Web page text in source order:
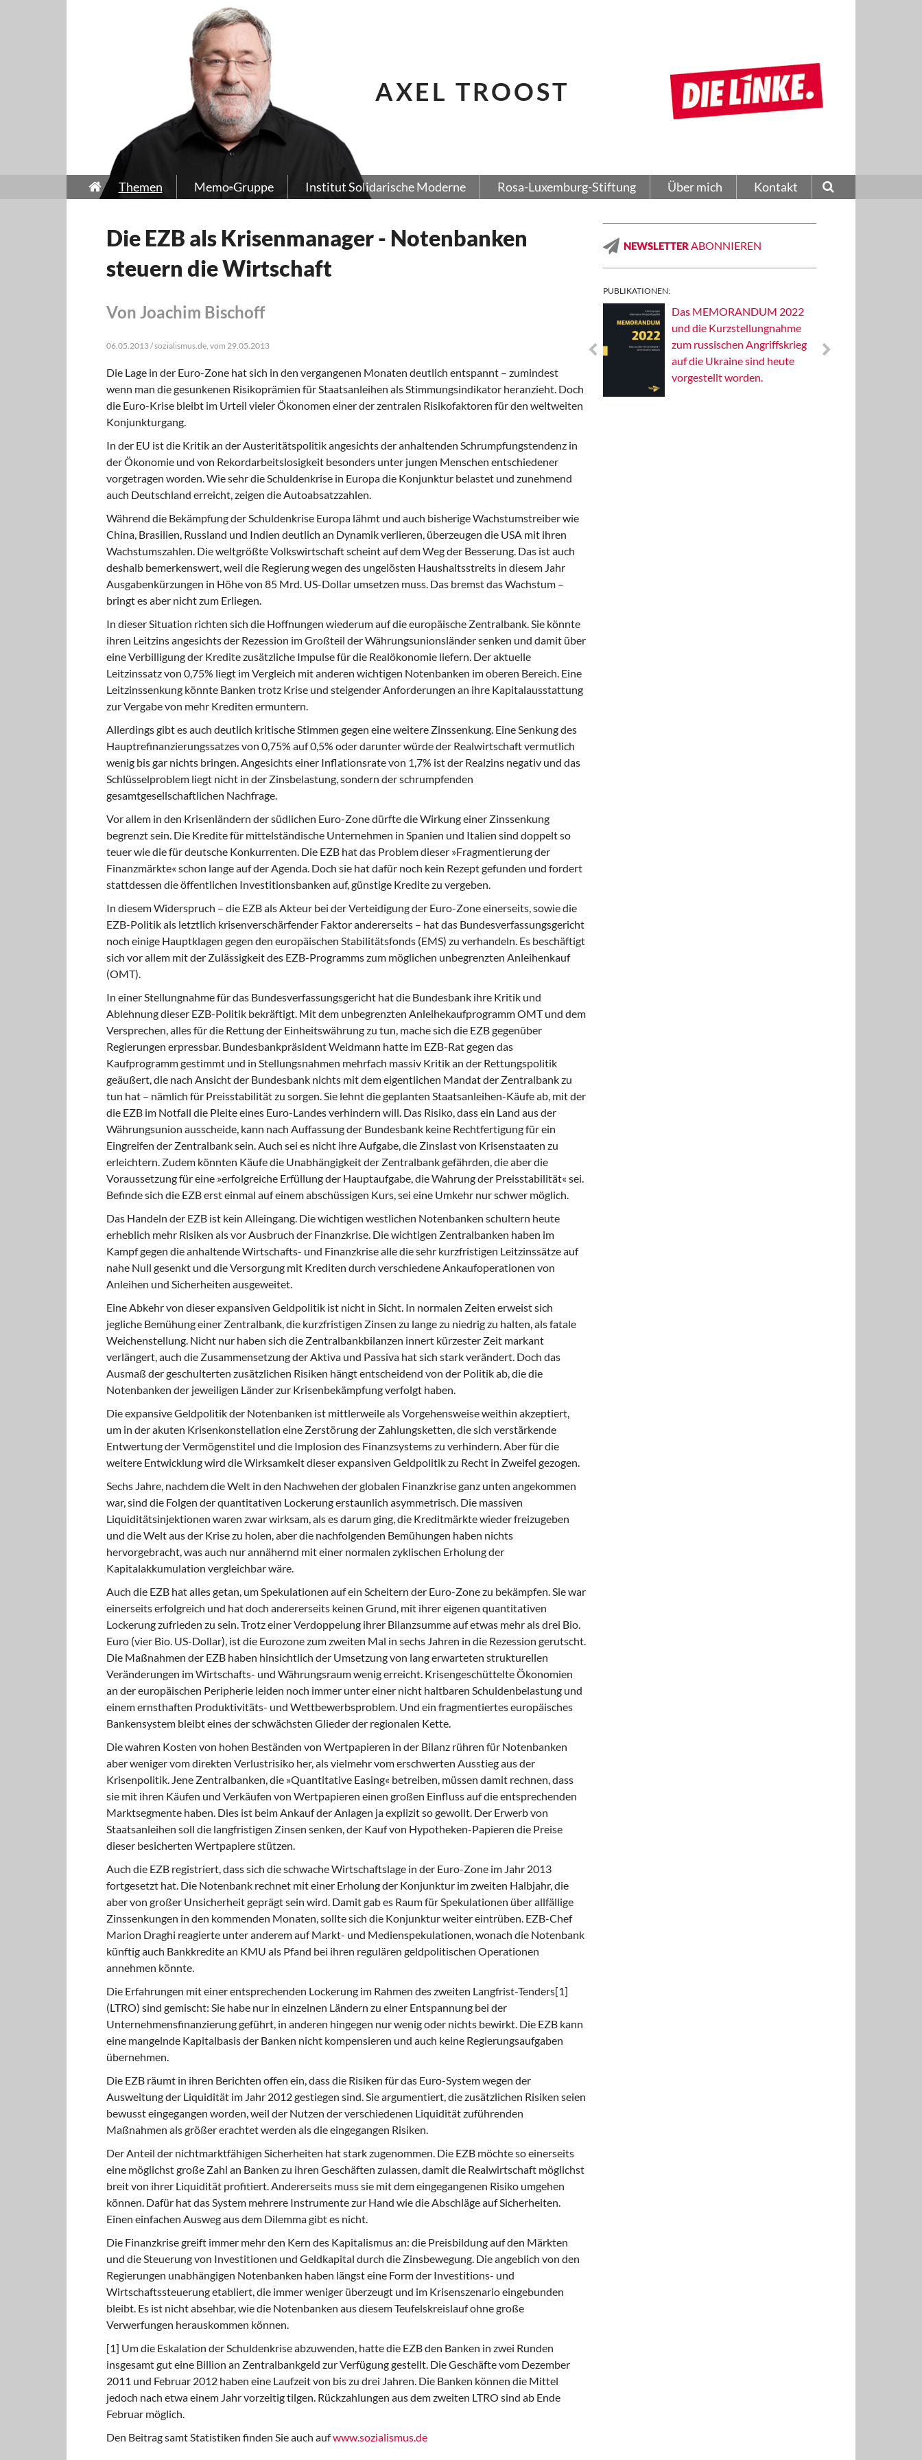
AXEL TROOST
Themen Memo-Gruppe Institut Solidarische Moderne Rosa-Luxemburg-Stiftung Über mich Kontakt
Die EZB als Krisenmanager - Notenbanken
steuern die Wirtschaft
Von Joachim Bischoff
06.05.2013 / sozialismus.de, vom 29.05.2013
Die Lage in der Euro-Zone hat sich in den vergangenen Monaten deutlich entspannt – zumindest
wenn man die gesunkenen Risikoprämien für Staatsanleihen als Stimmungsindikator heranzieht. Doch
die Euro-Krise bleibt im Urteil vieler Ökonomen einer der zentralen Risikofaktoren für den weltweiten
Konjunkturgang.
In der EU ist die Kritikan der Austeritätspolitik angesichts der anhaltenden Schrumpfungstendenz in
der Ökonomie und von Rekordarbeitslosigkeit besonders unter jungen Menschen entschiedener
vorgetragen worden. Wie sehr die Schuldenkrise in Europa die Konjunktur belastet und zunehmend
auch Deutschland erreicht, zeigen die Autoabsatzzahlen.
Während die Bekämpfung der SchuldenkriseEuropa lähmt und auch bisherige Wachstumstreiber wie
China, Brasilien, Russland und Indien deutlich an Dynamik verlieren, überzeugen die USA mit ihren
Wachstumszahlen. Die weltgrößte Volkswirtschaft scheint auf dem Weg der Besserung. Das ist auch
deshalb bemerkenswert, weil die Regierung wegen des ungelösten Haushaltsstreits in diesem Jahr
Ausgabenkürzungen in Höhe von 85 Mrd. US-Dollar umsetzen muss. Das bremst das Wachstum –
bringt es aber nicht zum Erliegen.
In dieser Situation richten sich die Hoffnungen wiederum auf die europäische Zentralbank. Sie könnte
ihren Leitzins angesichts der Rezession im Großteil der Währungsunionsländer senken und damit über
eine Verbilligung der Kredite zusätzliche Impulse für die Realökonomie liefern. Der aktuelle
Leitzinssatz von 0,75% liegt im Vergleich mit anderen wichtigen Notenbanken im oberen Bereich. Eine
Leitzinssenkung könnte Banken trotz Krise und steigender Anforderungen an ihre Kapitalausstattung
zur Vergabe von mehr Krediten ermuntern.
Allerdings gibt es auch deutlich kritische Stimmen gegen eine weitere Zinssenkung. Eine Senkung des
Hauptrefinanzierungssatzes von 0,75% auf 0,5% oder darunter würde der Realwirtschaft vermutlich
wenig bis gar nichts bringen. Angesichts einer Inflationsrate von 1,7% ist der Realzins negativ und das
Schlüsselproblem liegt nicht in der Zinsbelastung, sondern der schrumpfenden
gesamtgesellschaftlichen Nachfrage.
Vor allem in den Krisenländern der südlichen Euro-Zone dürfte die Wirkung einer Zinssenkung
begrenzt sein. Die Kredite für mittelständische Unternehmen in Spanien und Italien sind doppelt so
teuer wie die für deutsche Konkurrenten. Die EZB hat das Problem dieser »Fragmentierung der
Finanzmärkte« schon lange auf der Agenda. Doch sie hat dafür noch kein Rezept gefunden und fordert
stattdessen die öffentlichen Investitionsbanken auf, günstige Kredite zu vergeben.
In diesem Widerspruch – die EZB als Akteur bei der Verteidigung der Euro-Zone einerseits, sowie die
EZB-Politik als letztlich krisenverschärfender Faktor andererseits – hat das Bundesverfassungsgericht
noch einige Hauptklagen gegen den europäischen Stabilitätsfonds (EMS) zu verhandeln. Es beschäftigt
sich vor allem mit der Zulässigkeit des EZB-Programms zum möglichen unbegrenzten Anleihenkauf
(OMT).
In einer Stellungnahme für das Bundesverfassungsgerichthat die Bundesbank ihre Kritik und
Ablehnung dieser EZB-Politik bekräftigt. Mit dem unbegrenzten Anleihekaufprogramm OMT und dem
Versprechen, alles für die Rettung der Einheitswährung zu tun, mache sich die EZB gegenüber
Regierungen erpressbar. Bundesbankpräsident Weidmann hatte im EZB-Rat gegen das
Kaufprogramm gestimmt und in Stellungsnahmen mehrfach massiv Kritik an der Rettungspolitik
geäußert, die nach Ansicht der Bundesbank nichts mit dem eigentlichen Mandat der Zentralbank zu
tun hat – nämlich für Preisstabilität zu sorgen. Sie lehnt die geplanten Staatsanleihen-Käufe ab, mit der
die EZB im Notfall die Pleite eines Euro-Landes verhindern will. Das Risiko, dass ein Land aus der
Währungsunion ausscheide, kann nach Auffassung der Bundesbank keine Rechtfertigung für ein
Eingreifen der Zentralbank sein. Auch sei es nicht ihre Aufgabe, die Zinslast von Krisenstaaten zu
erleichtern. Zudem könnten Käufe die Unabhängigkeit der Zentralbank gefährden, die aber die
Voraussetzung für eine »erfolgreiche Erfüllung der Hauptaufgabe, die Wahrung der Preisstabilität« sei.
Befinde sich die EZB erst einmal auf einem abschüssigen Kurs, sei eine Umkehr nur schwer möglich.
Das Handeln der EZB ist kein Alleingang.Die wichtigen westlichen Notenbanken schultern heute
erheblich mehr Risiken als vor Ausbruch der Finanzkrise. Die wichtigen Zentralbanken haben im
Kampf gegen die anhaltende Wirtschafts- und Finanzkrise alle die sehr kurzfristigen Leitzinssätze auf
nahe Null gesenkt und die Versorgung mit Krediten durch verschiedene Ankaufoperationen von
Anleihen und Sicherheiten ausgeweitet.
Eine Abkehr von dieser expansiven Geldpolitik ist nicht in Sicht. In normalen Zeiten erweist sich
jegliche Bemühung einer Zentralbank, die kurzfristigen Zinsen zu lange zu niedrig zu halten, als fatale
Weichenstellung. Nicht nur haben sich die Zentralbankbilanzen innert kürzester Zeit markant
verlängert, auch die Zusammensetzung der Aktiva und Passiva hat sich stark verändert. Doch das
Ausmaß der geschulterten zusätzlichen Risiken hängt entscheidend von der Politik ab, die die
Notenbanken der jeweiligen Länder zur Krisenbekämpfung verfolgt haben.
Die expansive Geldpolitikder Notenbanken ist mittlerweile als Vorgehensweise weithin akzeptiert,
um in der akuten Krisenkonstellation eine Zerstörung der Zahlungsketten, die sich verstärkende
Entwertung der Vermögenstitel und die Implosion des Finanzsystems zu verhindern. Aber für die
weitere Entwicklung wird die Wirksamkeit dieser expansiven Geldpolitik zu Recht in Zweifel gezogen.
Sechs Jahre, nachdem die Welt in den Nachwehen der globalen Finanzkrise ganz unten angekommen
war, sind die Folgen der quantitativen Lockerung erstaunlich asymmetrisch. Die massiven
Liquiditätsinjektionen waren zwar wirksam, als es darum ging, die Kreditmärkte wieder freizugeben
und die Welt aus der Krise zu holen, aber die nachfolgenden Bemühungen haben nichts
hervorgebracht, was auch nur annähernd mit einer normalen zyklischen Erholung der
Kapitalakkumulation vergleichbar wäre.
Auch die EZB hat alles getan,um Spekulationen auf ein Scheitern der Euro-Zone zu bekämpfen. Sie war
einerseits erfolgreich und hat doch andererseits keinen Grund, mit ihrer eigenen quantitativen
Lockerung zufrieden zu sein. Trotz einer Verdoppelung ihrer Bilanzsumme auf etwas mehr als drei Bio.
Euro (vier Bio. US-Dollar), ist die Eurozone zum zweiten Mal in sechs Jahren in die Rezession gerutscht.
Die Maßnahmen der EZB haben hinsichtlich der Umsetzung von lang erwarteten strukturellen
Veränderungen im Wirtschafts- und Währungsraum wenig erreicht. Krisengeschüttelte Ökonomien
an der europäischen Peripherie leiden noch immer unter einer nicht haltbaren Schuldenbelastung und
einem ernsthaften Produktivitäts- und Wettbewerbsproblem. Und ein fragmentiertes europäisches
Bankensystem bleibt eines der schwächsten Glieder der regionalen Kette.
Die wahren Kosten von hohen Beständen von Wertpapieren in der Bilanz rühren für Notenbanken
aber weniger vom direkten Verlustrisiko her, als vielmehr vom erschwerten Ausstieg aus der
Krisenpolitik. Jene Zentralbanken, die »Quantitative Easing« betreiben, müssen damit rechnen, dass
sie mit ihren Käufen und Verkäufen von Wertpapieren einen großen Einfluss auf die entsprechenden
Marktsegmente haben. Dies ist beim Ankauf der Anlagen ja explizit so gewollt. Der Erwerb von
Staatsanleihen soll die langfristigen Zinsen senken, der Kauf von Hypotheken-Papieren die Preise
dieser besicherten Wertpapiere stützen.
Auch die EZB registriert,dass sich die schwache Wirtschaftslage in der Euro-Zone im Jahr 2013
fortgesetzt hat. Die Notenbank rechnet mit einer Erholung der Konjunktur im zweiten Halbjahr, die
aber von großer Unsicherheit geprägt sein wird. Damit gab es Raum für Spekulationen über allfällige
Zinssenkungen in den kommenden Monaten, sollte sich die Konjunktur weiter eintrüben. EZB-Chef
Marion Draghi reagierte unter anderem auf Markt- und Medienspekulationen, wonach die Notenbank
künftig auch Bankkredite an KMU als Pfand bei ihren regulären geldpolitischen Operationen
annehmen könnte.
Die Erfahrungen mit einer entsprechenden Lockerung im Rahmen des zweiten Langfrist-Tenders[1]
(LTRO) sind gemischt: Sie habe nur in einzelnen Ländern zu einer Entspannung bei der
Unternehmensfinanzierung geführt, in anderen hingegen nur wenig oder nichts bewirkt. Die EZB kann
eine mangelnde Kapitalbasis der Banken nicht kompensieren und auch keine Regierungsaufgaben
übernehmen.
Die EZB räumt in ihren Berichten offen ein, dass die Risiken für das Euro-System wegen der
Ausweitung der Liquidität im Jahr 2012 gestiegen sind. Sie argumentiert, die zusätzlichen Risiken seien
bewusst eingegangen worden, weil der Nutzen der verschiedenen Liquidität zuführenden
Maßnahmen als größer erachtet werden als die eingegangen Risiken.
Der Anteil der nichtmarktfähigen Sicherheiten hat stark zugenommen. Die EZB möchte so einerseits
eine möglichst große Zahl an Banken zu ihren Geschäften zulassen, damit die Realwirtschaft möglichst
breit von ihrer Liquidität profitiert. Andererseits muss sie mit dem eingegangenen Risiko umgehen
können. Dafür hat das System mehrere Instrumente zur Hand wie die Abschläge auf Sicherheiten.
Einen einfachen Ausweg aus dem Dilemma gibt es nicht.
Die Finanzkrise greift immer mehrden Kern des Kapitalismus an: die Preisbildung auf den Märkten
und die Steuerung von Investitionen und Geldkapital durch die Zinsbewegung. Die angeblich von den
Regierungen unabhängigen Notenbanken haben längst eine Form der Investitions- und
Wirtschaftssteuerung etabliert, die immer weniger überzeugt und im Krisenszenario eingebunden
bleibt. Es ist nicht absehbar, wie die Notenbanken aus diesem Teufelskreislauf ohne große
Verwerfungen herauskommen können.
[1] Um die Eskalation der Schuldenkrise abzuwenden, hatte die EZB den Banken in zwei Runden
insgesamt gut eine Billion an Zentralbankgeld zur Verfügung gestellt. Die Geschäfte vom Dezember
2011 und Februar 2012 haben eine Laufzeit von bis zu drei Jahren. Die Banken können die Mittel
jedoch nach etwa einem Jahr vorzeitig tilgen. Rückzahlungen aus dem zweiten LTRO sind ab Ende
Februar möglich.
Den Beitrag samt Statistiken finden Sie auch aufwww.sozialismus.de
NEWSLETTER ABONNIEREN
PUBLIKATIONEN:
Das MEMORANDUM 2022
und die Kurzstellungnahme
zum russischen Angriffskrieg
auf die Ukraine sind heute
vorgestellt worden.